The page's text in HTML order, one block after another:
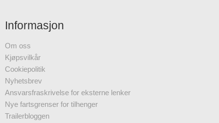
Informasjon
Om oss
Kjøpsvilkår
Cookiepolitik
Nyhetsbrev
Ansvarsfraskrivelse for eksterne lenker
Nye fartsgrenser for tilhenger
Trailerbloggen